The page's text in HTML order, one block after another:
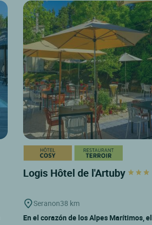
Logis Hôtel de l'Artuby
Seranon38 km
En el corazón de los Alpes Marítimos, el